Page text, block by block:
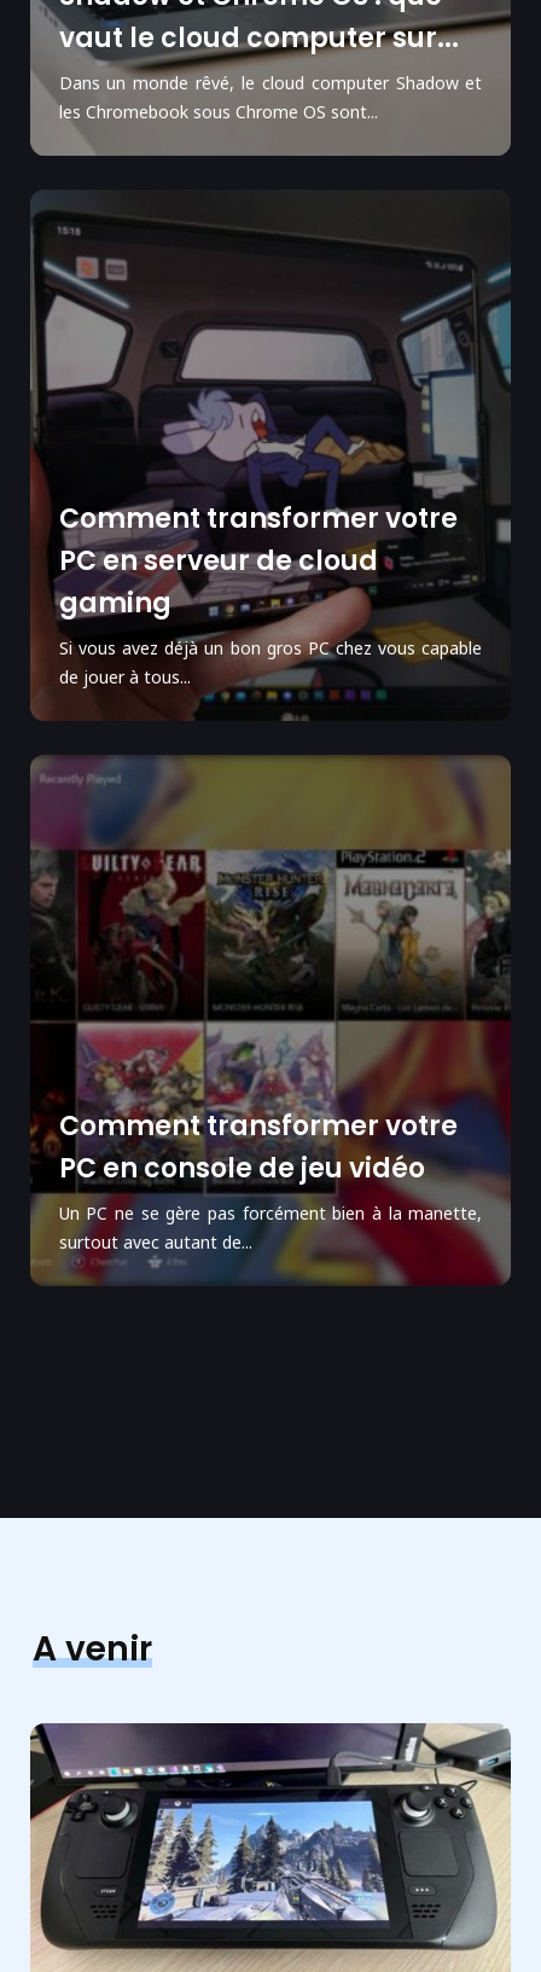
vaut le cloud computer sur...
Dans un monde rêvé, le cloud computer Shadow et
les Chromebook sous Chrome OS sont...
Comment transformer votre
PC en serveur de cloud
gaming
Si vous avez déjà un bon gros PC chez vous capable
de jouer à tous...
Comment transformer votre
PC en console de jeu vidéo
Un PC ne se gère pas forcément bien à la manette,
surtout avec autant de...
A venir